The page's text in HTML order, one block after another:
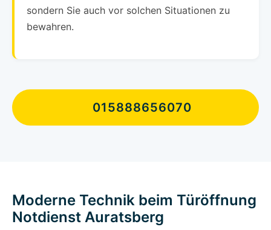
sondern Sie auch vor solchen Situationen zu
bewahren.
015888656070
Moderne Technik beim Türöffnung
Notdienst Auratsberg